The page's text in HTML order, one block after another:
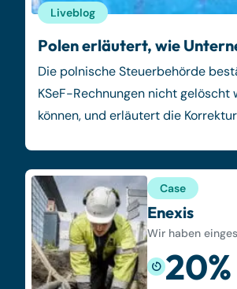
Polen erläutert, wie
Die polnische Steuerbehörde
KSeF-Rechnungen nicht gelöscht
können, und erläutert die
Liveblog
Case
Enexis
Wir haben
20%